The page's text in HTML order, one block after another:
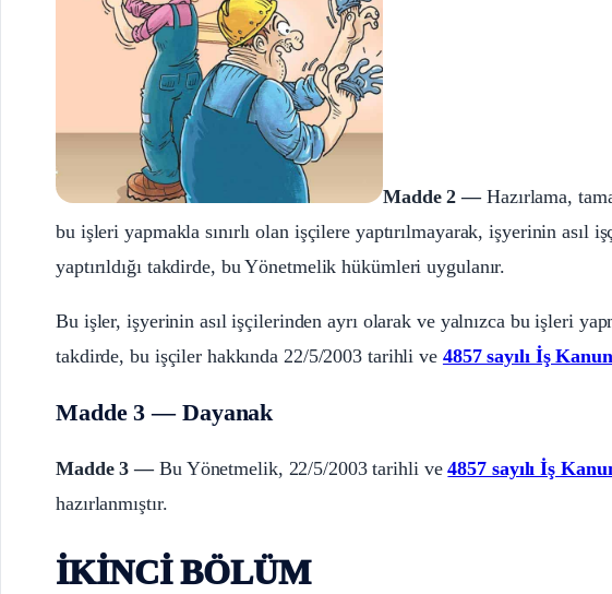
Madde 2 — Hazırlama,
bu işleri yapmakla sınırlı olan işçilere yaptırılmayarak, işyerinin asıl
yaptırıldığı takdirde, bu Yönetmelik hükümleri uygulanır.
Bu işler, işyerinin asıl işçilerinden ayrı olarak ve yalnızca bu işleri
takdirde, bu işçiler hakkında 22/5/2003 tarihli ve 4857 sayılı İş
Madde 3 — Dayanak
Madde 3 — Bu Yönetmelik, 22/5/2003 tarihli ve4857 sayılı İş
hazırlanmıştır.
İKİNCİ BÖLÜM